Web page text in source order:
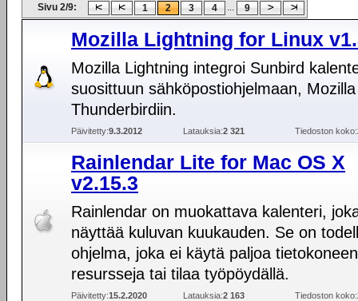
Sivu 2/9: 1 2 3 4 ... 9
Mozilla Lightning for Linux
Mozilla Lightning integroi Sunbird
suosittuun sähköpostiohjelmaan, Mozilla
Thunderbirdiin.
Päivitetty:9.3.2012 Latauksia:2 321 Tiedoston koko:
Rainlendar Lite for Mac OS X
v2.15.3
Rainlendar on muokattava kalenteri,
näyttää kuluvan kuukauden. Se on
ohjelma, joka ei käytä paljoa tietokoneen
resursseja tai tilaa työpöydällä.
Päivitetty:15.2.2020 Latauksia:2 163 Tiedoston koko: